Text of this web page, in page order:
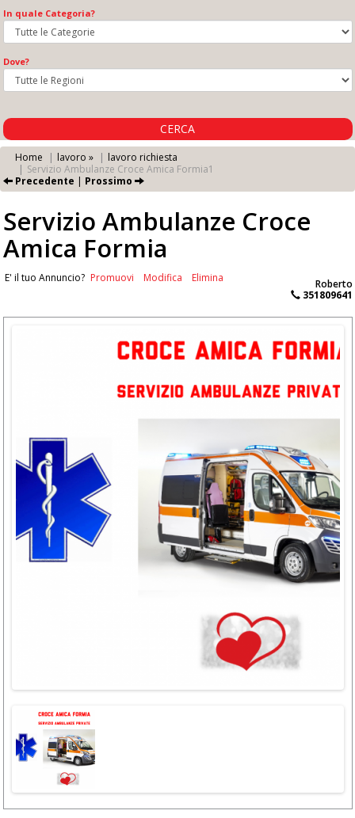
In quale Categoria?
Dove?
CERCA
Home lavoro »
lavoro richiesta
Servizio Ambulanze Croce Amica Formia1
Precedente | Prossimo
Servizio Ambulanze Croce
Amica Formia
Roberto
351809641
E' il tuo Annuncio? Promuovi Modifica Elimina